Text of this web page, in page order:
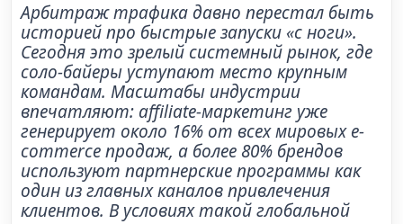
Арбитраж трафика давно перестал быть
историей про быстрые запуски «с ноги».
Сегодня это зрелый системный рынок, где
соло-байеры уступают место крупным
командам. Масштабы индустрии
впечатляют: affiliate-маркетинг уже
генерирует около 16% от всех мировых e-
commerce продаж, а более 80% брендов
используют партнерские программы как
один из главных каналов привлечения
клиентов. В условиях такой глобальной